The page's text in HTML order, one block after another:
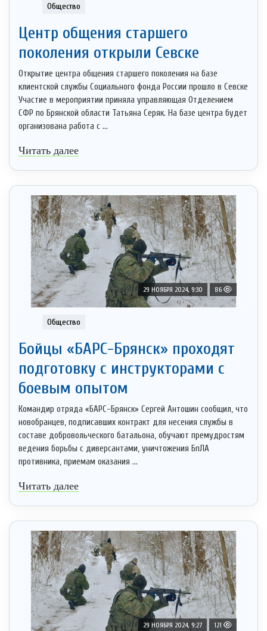
Общество
Центр общения старшего
поколения открыли Севске
Открытие центра общения старшего поколения на базе
клиентской службы Социального фонда России прошло в Севске
Участие в мероприятии приняла управляющая Отделением
СФР по Брянской области Татьяна Серяк. На базе центра будет
организована работа с ...
Читать далее
29 НОЯБРЯ 2024, 9:30 86
Общество
Бойцы «БАРС-Брянск» проходят
подготовку с инструкторaми с
боевым опытoм
Командир отряда «БАРС-Брянск» Сергей Антошин сообщил, что
новобранцев, подписавших контракт для несения службы в
составе добровольческого батальона, обучают премудростям
ведения борьбы с диверсантами, уничтожения БпЛА
противника, приемам оказания ...
Читать далее
29 НОЯБРЯ 2024, 9:27 121